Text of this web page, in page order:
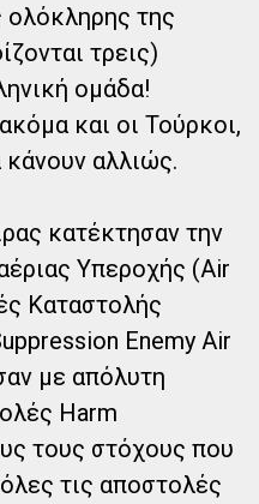
ολόκληρης της
τρεις)
ομάδα!
και οι Τούρκοι,
αλλιώς.
κατέκτησαν την
Υπεροχής (Air
Καταστολής
Enemy Air
με απόλυτη
Harm
τους στόχους που
τις αποστολές